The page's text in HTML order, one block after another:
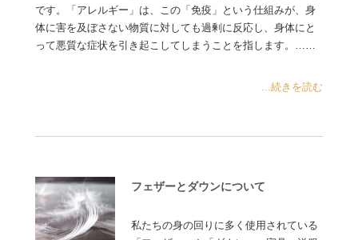
です。「アレルギー」は、この「免疫」という仕組みが、身
体に害を及ぼさない物質に対しても過剰に反応し、身体にと
って悪質な症状を引き起こしてしまうことを指します。……
...続きを読む
フェザーとダウンについて
私たちの身の回りに多く使用されている